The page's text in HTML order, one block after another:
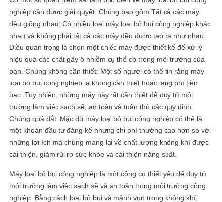
nghiệp cần được giải quyết. Chúng bao gồm:Tất cả các máy
đều giống nhau: Có nhiều loại máy loại bỏ bụi công nghiệp khác
nhau và không phải tất cả các máy đều được tạo ra như nhau.
Điều quan trọng là chọn một chiếc máy được thiết kế để xử lý
hiệu quả các chất gây ô nhiễm cụ thể có trong môi trường của
bạn. Chúng không cần thiết: Một số người có thể tin rằng máy
loại bỏ bụi công nghiệp là không cần thiết hoặc lãng phí tiền
bạc. Tuy nhiên, những máy này rất cần thiết để duy trì môi
trường làm việc sạch sẽ, an toàn và tuân thủ các quy định.
Chúng quá đắt: Mặc dù máy loại bỏ bụi công nghiệp có thể là
một khoản đầu tư đáng kể nhưng chi phí thường cao hơn so với
những lợi ích mà chúng mang lại về chất lượng không khí được
cải thiện, giảm rủi ro sức khỏe và cải thiện năng suất.
Máy loại bỏ bụi công nghiệp là một công cụ thiết yếu để duy trì
môi trường làm việc sạch sẽ và an toàn trong môi trường công
nghiệp. Bằng cách loại bỏ bụi và mảnh vụn trong không khí,